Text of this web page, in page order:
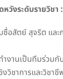
วังระดับรายวิชา :
อสัตย์ สุจริต และ
งานเป็นทีมร่วมกั
วิชาการและวิชาชี